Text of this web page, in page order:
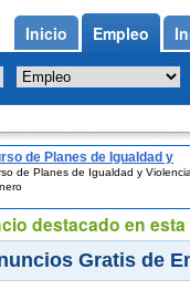
de Planes de Igualdad y
de Género
de Planes de Igualdad y
Gratis de
Inicio Empleo
destacado en